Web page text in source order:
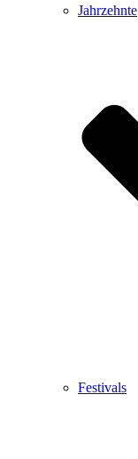
Jahrzehnte
Festivals